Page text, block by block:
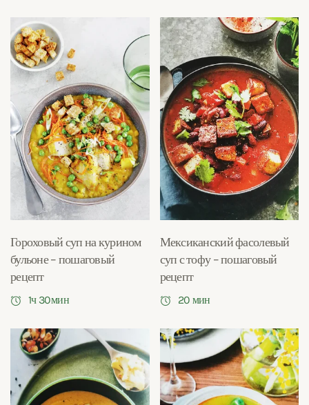
Гороховый суп на курином
бульоне – пошаговый
рецепт
1ч 30мин
Мексиканский фасолевый
суп с тофу – пошаговый
рецепт
20 мин